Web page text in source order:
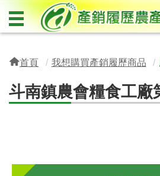
首頁 我想購買產銷履歷商品
斗南鎮農會糧食工廠